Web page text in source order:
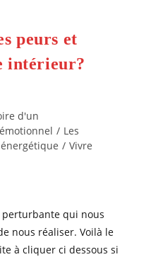
peurs et
intérieur?
d'un
/ Les
/ Vivre
perturbante qui nous
nous réaliser. Voilà le
à cliquer ci dessous si